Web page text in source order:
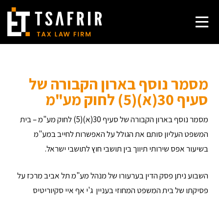
מסמר נוסף בארון הקבורה של
סעיף 30(א)(5) לחוק מע"מ
מסמר נוסף בארון הקבורה של סעיף 30(א)(5) לחוק מע"מ – בית
המשפט העליון סותם את הגולל על האפשרות לחייב במע"מ
בשיעור אפס שירותי תיווך בין תושבי חוץ לתושבי ישראל.
השבוע ניתן פסק הדין בערעורו של מנהל מע"מ תל אביב מרכז על
פסיקתו של בית המשפט המחוזי בעניין ג'י אף איי סקיוריטיס